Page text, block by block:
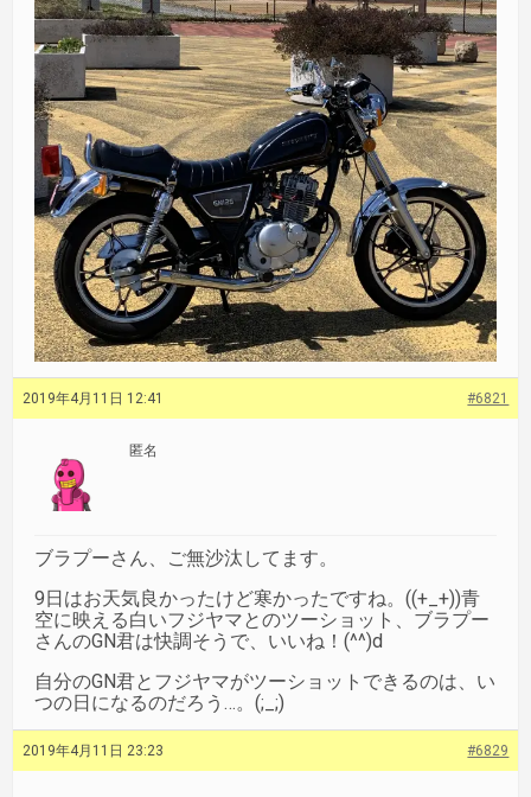
2019年4月11日 12:41 #6821
匿名
ブラプーさん、ご無沙汰してます。
9日はお天気良かったけど寒かったですね。((+_+))青
空に映える白いフジヤマとのツーショット、ブラプー
さんのGN君は快調そうで、いいね！(^^)d
自分のGN君とフジヤマがツーショットできるのは、い
つの日になるのだろう…。(;_;)
2019年4月11日 23:23 #6829